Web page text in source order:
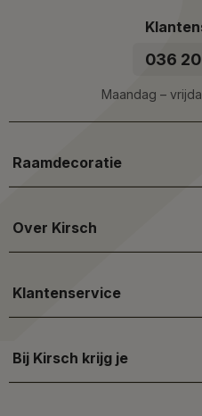
036
Maandag –
Raamdecoratie
Over Kirsch
Klantenservice
Bij Kirsch krijg je